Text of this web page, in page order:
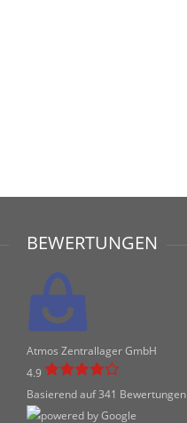
BEWERTUNGEN
Atmos Zentrallager GmbH
4.9
Basierend auf 341 Bewertungen